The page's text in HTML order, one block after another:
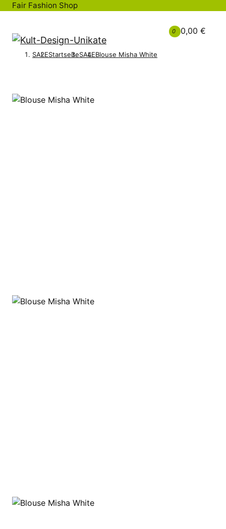
Fair Fashion Shop
0 0,00 €
SALEStartseiteSALEBlouse Misha White